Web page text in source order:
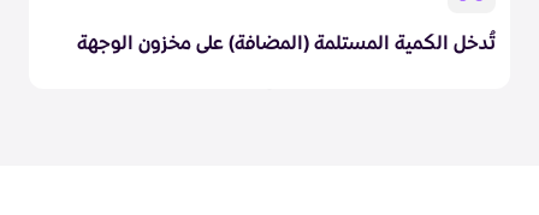
تُدخل الكمية المستلمة (المضافة) على مخزون الوجهة